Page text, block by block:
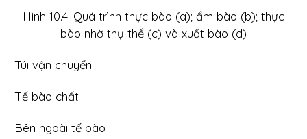
Hình 10.4. Quá trình thực bào (a); ẩm bào (b); thực
bào nhờ thụ thể (c) và xuất bào (d)
Túi vận chuyển
Tế bào chất
Bên ngoài tế bào